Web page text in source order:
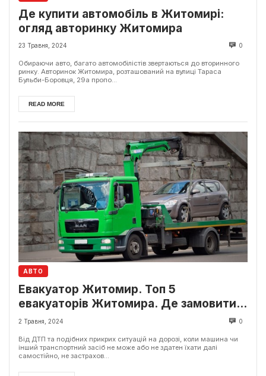
Де купити автомобіль в Житомирі:
огляд авторинку Житомира
23 Травня, 2024 0
Обираючи авто, багато автомобілістів звертаються до вторинного
ринку. Авторинок Житомира, розташований на вулиці Тараса
Бульби-Боровця, 29а пропо...
READ MORE
АВТО
Евакуатор Житомир. Топ 5
евакуаторів Житомира. Де замовити і
ціна?
2 Травня, 2024 0
Від ДТП та подібних прикрих ситуацій на дорозі, коли машина чи
інший транспортний засіб не може або не здатен їхати далі
самостійно, не застрахов...